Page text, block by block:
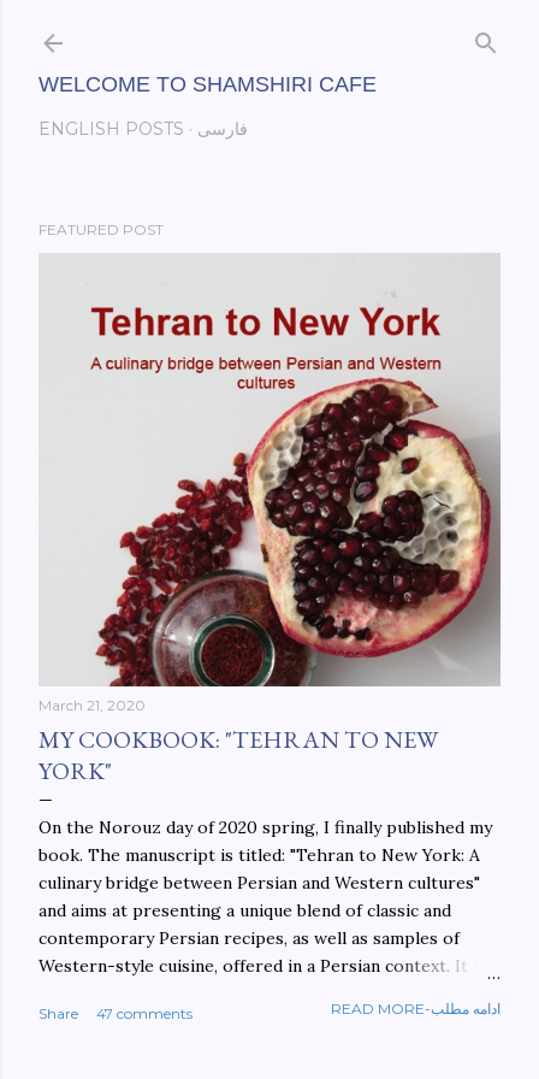
WELCOME TO SHAMSHIRI CAFE
ENGLISH POSTS فارسی
FEATURED POST
March 21, 2020
MY COOKBOOK: "TEHRAN TO NEW
YORK"
On the Norouz day of 2020 spring, I finally published my
book. The manuscript is titled: "Tehran to New York: A
culinary bridge between Persian and Western cultures"
and aims at presenting a unique blend of classic and
contemporary Persian recipes, as well as samples of
Western-style cuisine, offered in a Persian context. It is
walls. This book aims at constructing a bridge between
Share 47 comments READ MORE-ادامه مطلب